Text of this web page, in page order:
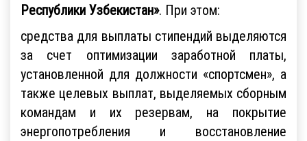
Республики Узбекистан». При этом:
средства для выплаты стипендий выделяются
за счет оптимизации заработной платы,
установленной для должности «спортсмен», а
также целевых выплат, выделяемых сборным
командам и их резервам, на покрытие
энергопотребления и восстановление